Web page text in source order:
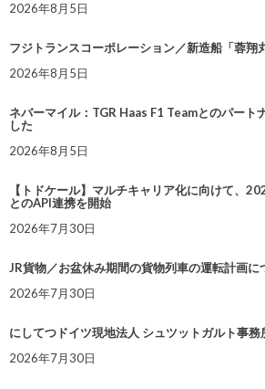
2026年8月5日
フジトランスコーポレーション／新造船「蓉翔
2026年8月5日
ネバーマイル：TGR Haas F1 Teamとのパート
した
2026年8月5日
【トドケール】マルチキャリア化に向けて、
とのAPI連携を開始
2026年7月30日
JR貨物／お盆休み期間の貨物列車の運転計画に
2026年7月30日
にしてつドイツ現地法人 シュツットガルト事務
2026年7月30日